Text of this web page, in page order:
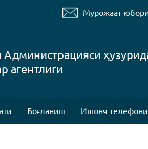
Мурожаат
агентлиги
Боғланиш Ишонч телефони